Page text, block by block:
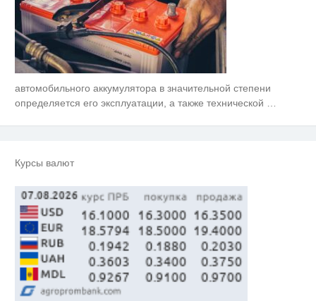
автомобильного аккумулятора в значительной степени
определяется его эксплуатации, а также технической
Курсы валют
i
Королева вагона отожгла! Видео
не оставит равнодушным
смеяться долго